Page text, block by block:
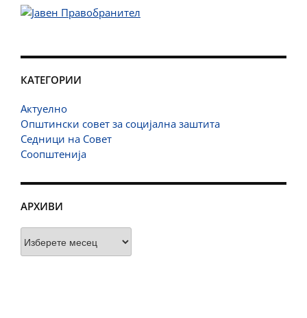
КАТЕГОРИИ
Актуелно
Општински совет за социјална заштита
Седници на Совет
Соопштенија
АРХИВИ